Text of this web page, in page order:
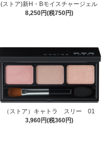
(ストア)新H・Bモイスチャージェル
8,250円(税750円)
（ストア）キャトラ スリー 01
3,960円(税360円)